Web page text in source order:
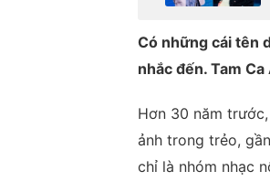
Có những cái tên
nhắc đến. Tam
Hơn 30 năm
ảnh trong trẻo,
chỉ là nhóm nhạc